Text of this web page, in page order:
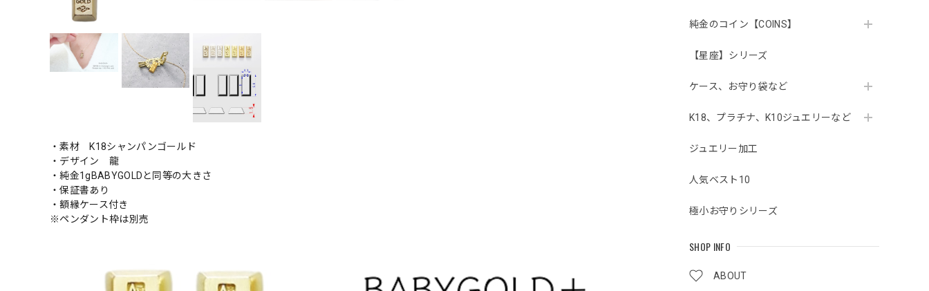
純金のコイン【COINS】
【星座】シリーズ
ケース、お守り袋など
K18、プラチナ、K10ジュエリーなど
ジュエリー加工
人気ベスト10
極小お守りシリーズ
SHOP INFO
ABOUT
・素材 K18シャンパンゴールド
・デザイン 龍
・純金1gBABYGOLDと同等の大きさ
・保証書あり
・額縁ケース付き
※ペンダント枠は別売